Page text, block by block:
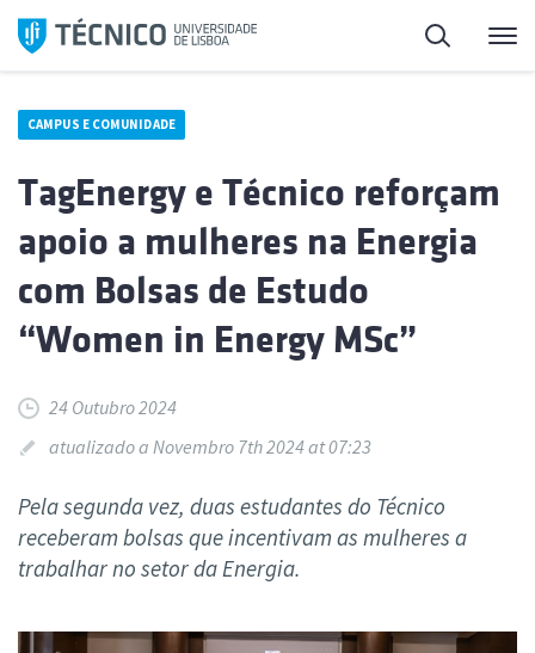
Saltar
para
Pesquisa
CAMPUS E COMUNIDADE
TagEnergy e Técnico reforçam
apoio a mulheres na Energia
com Bolsas de Estudo
“Women in Energy MSc”
24 Outubro 2024
atualizado a Novembro 7th 2024 at 07:23
Pela segunda vez, duas estudantes do Técnico
receberam bolsas que incentivam as mulheres a
trabalhar no setor da Energia.